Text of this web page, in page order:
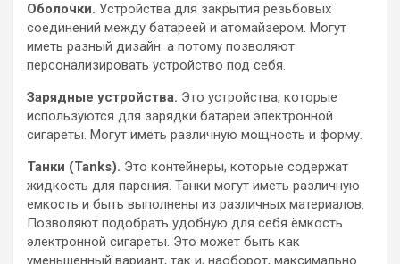
Оболочки. Устройства для закрытия резьбовых
соединений между батареей и атомайзером. Могут
иметь разный дизайн. а потому позволяют
персонализировать устройство под себя.
Зарядные устройства. Это устройства, которые
используются для зарядки батареи электронной
сигареты. Могут иметь различную мощность и форму.
Танки (Tanks). Это контейнеры, которые содержат
жидкость для парения. Танки могут иметь различную
емкость и быть выполнены из различных материалов.
Позволяют подобрать удобную для себя ёмкость
электронной сигареты. Это может быть как
уменьшенный вариант, так и, наоборот, максимально